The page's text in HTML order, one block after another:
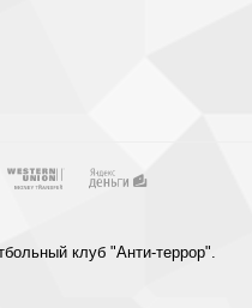
клуб "Анти-террор".